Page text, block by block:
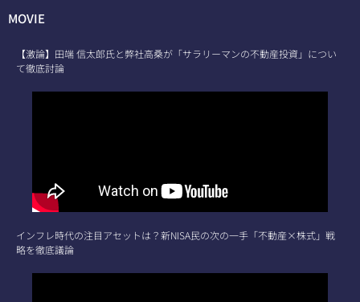
MOVIE
【激論】田端 信太郎氏と弊社高桑が「サラリーマンの不動産投資」につい
て徹底討論
インフレ時代の注目アセットは？新NISA民の次の一手「不動産×株式」戦
略を徹底議論